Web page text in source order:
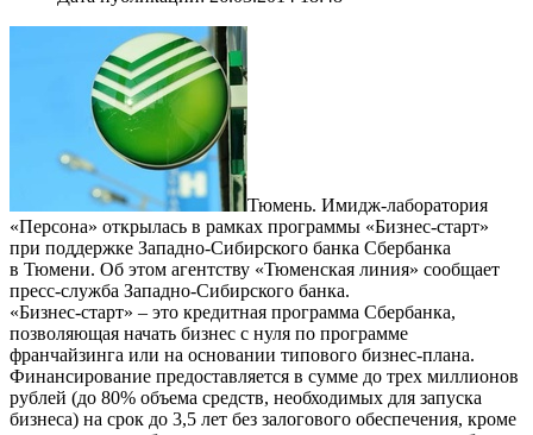
Тюмень. Имидж-лаборатория
«Персона» открылась в рамках программы «Бизнес-старт»
при поддержке Западно-Сибирского банка Сбербанка
в Тюмени. Об этом агентству «Тюменская линия» сообщает
пресс-служба Западно-Сибирского банка.
«Бизнес-старт» – это кредитная программа Сбербанка,
позволяющая начать бизнес с нуля по программе
франчайзинга или на основании типового бизнес-плана.
Финансирование предоставляется в сумме до трех миллионов
рублей (до 80% объема средств, необходимых для запуска
бизнеса) на срок до 3,5 лет без залогового обеспечения, кроме